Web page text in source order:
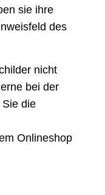
sie ihre
des
nicht
bei der
die
Onlineshop